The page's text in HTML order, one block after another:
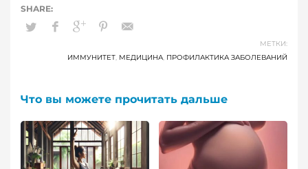
МЕТКИ:
ИММУНИТЕТ, МЕДИЦИНА, ПРОФИЛАКТИКА ЗАБОЛЕВАНИЙ
Что вы можете прочитать дальше